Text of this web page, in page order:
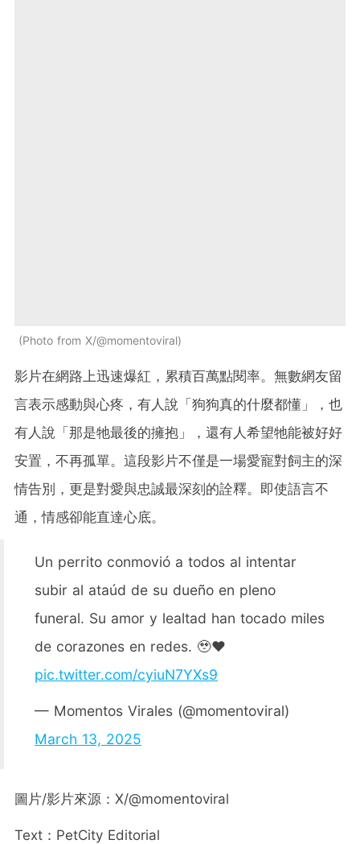
Photo from X/@momentoviral
影片在網路上迅速爆紅，累積百萬點閱率。無數網友留
言表示感動與心疼，有人說「狗狗真的什麼都懂」，也
有人說「那是牠最後的擁抱」，還有人希望牠能被好好
安置，不再孤單。這段影片不僅是一場愛寵對飼主的深
情告別，更是對愛與忠誠最深刻的詮釋。即使語言不
通，情感卻能直達心底。
Un perrito conmovió a todos al intentar
subir al ataúd de su dueño en pleno
funeral. Su amor y lealtad han tocado miles
de corazones en redes. 🥹❤️
pic.twitter.com/cyiuN7YXs9
— Momentos Virales (@momentoviral)
March 13, 2025
圖片/影片來源：X/@momentoviral
Text：PetCity Editorial